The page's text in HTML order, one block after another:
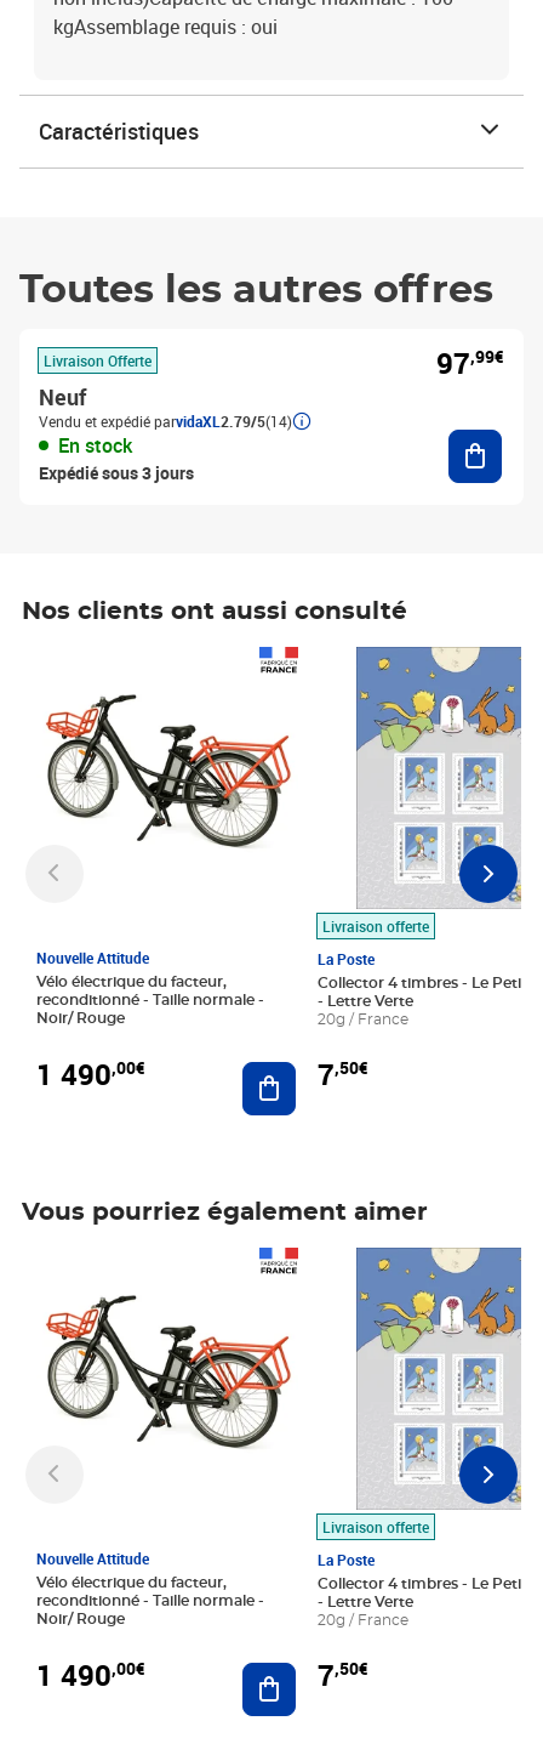
kgAssemblage requis : oui
Caractéristiques
Toutes les autres offres
Livraison Offerte
Neuf
Vendu et expédié parvidaXL 2.79/5(14)
En stock
Expédié sous 3 jours
97,99€
Nos clients ont aussi consulté
Nouvelle Attitude
Vélo électrique du facteur,
reconditionné - Taille normale -
Noir/ Rouge
1 490,00€ Ajouter au panier
Livraison offerte
La Poste
Collector 4 timbres - Le Petit
- Lettre Verte
20g / France
7,50€
Prix 7,50€
Vous pourriez également aimer
Nouvelle Attitude
Vélo électrique du facteur,
reconditionné - Taille normale -
Noir/ Rouge
1 490,00€ Ajouter au panier
Livraison offerte
La Poste
Collector 4 timbres - Le Petit
- Lettre Verte
20g / France
7,50€
Prix 7,50€